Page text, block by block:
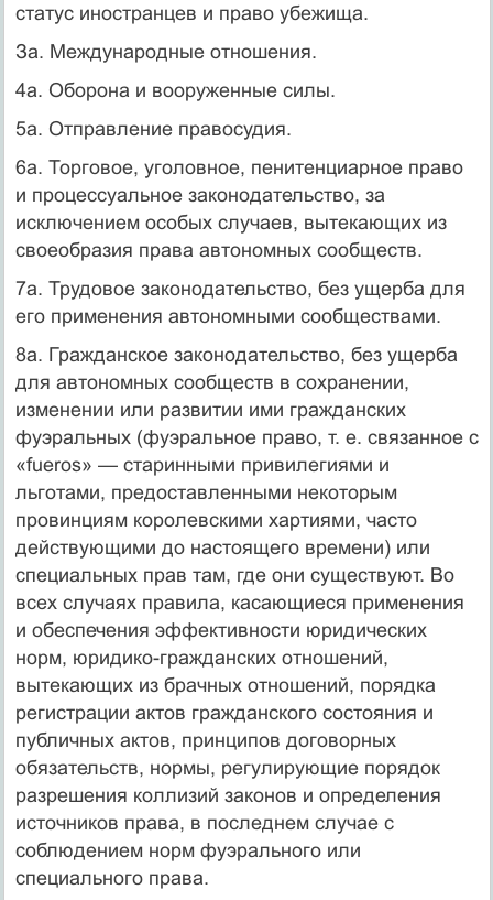
статус иностранцев и право убежища.
За. Международные отношения.
4а. Оборона и вооруженные силы.
5а. Отправление правосудия.
6а. Торговое, уголовное, пенитенциарное право
и процессуальное законодательство, за
исключением особых случаев, вытекающих из
своеобразия права автономных сообществ.
7а. Трудовое законодательство, без ущерба для
его применения автономными сообществами.
8а. Гражданское законодательство, без ущерба
для автономных сообществ в сохранении,
изменении или развитии ими гражданских
фуэральных (фуэральное право, т. е. связанное с
«fueros» — старинными привилегиями и
льготами, предоставленными некоторым
провинциям королевскими хартиями, часто
действующими до настоящего времени) или
специальных прав там, где они существуют. Во
всех случаях правила, касающиеся применения
и обеспечения эффективности юридических
норм, юридико-гражданских отношений,
вытекающих из брачных отношений, порядка
регистрации актов гражданского состояния и
публичных актов, принципов договорных
обязательств, нормы, регулирующие порядок
разрешения коллизий законов и определения
источников права, в последнем случае с
соблюдением норм фуэрального или
специального права.